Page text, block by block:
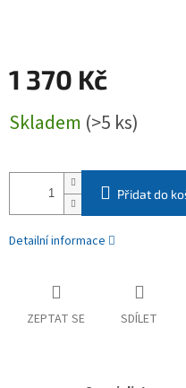
1 370 Kč
cena:
Skladem (>5 ks)
Přidat do
Detailní informace
ZEPTAT SE SDÍLET